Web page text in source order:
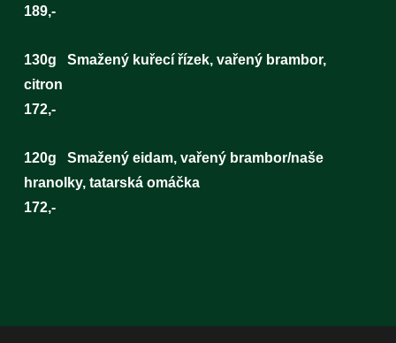
189,-
130g Smažený kuřecí řízek, vařený brambor,
citron
172,-
120g Smažený eidam, vařený brambor/naše
hranolky, tatarská omáčka
172,-